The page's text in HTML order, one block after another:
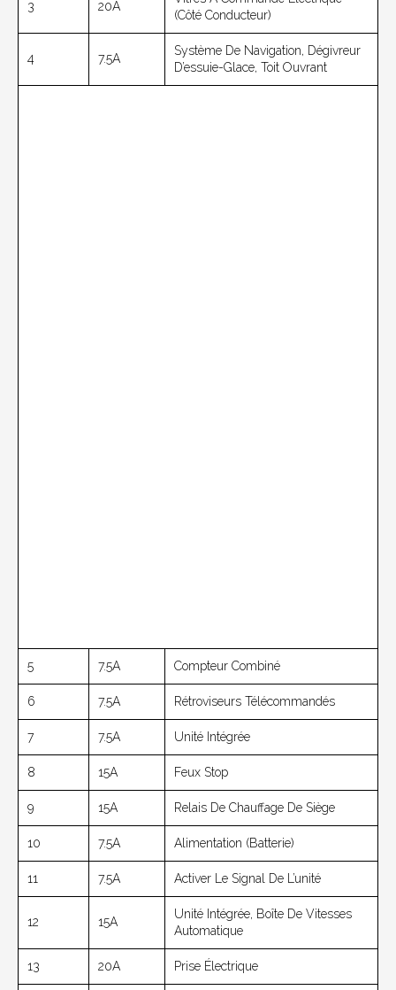
3 20A
(côté Conducteur)
4 7.5A
Système De Navigation, Dégivreur
D’essuie-Glace, Toit Ouvrant
5 7.5A Compteur Combiné
6 7.5A Rétroviseurs Télécommandés
7 7.5A Unité Intégrée
8 15A Feux Stop
9 15A Relais De Chauffage De Siège
10 7.5A Alimentation (batterie)
11 7.5A Activer Le Signal De L’unité
12 15A
Unité Intégrée, Boîte De Vitesses
Automatique
13 20A Prise Électrique